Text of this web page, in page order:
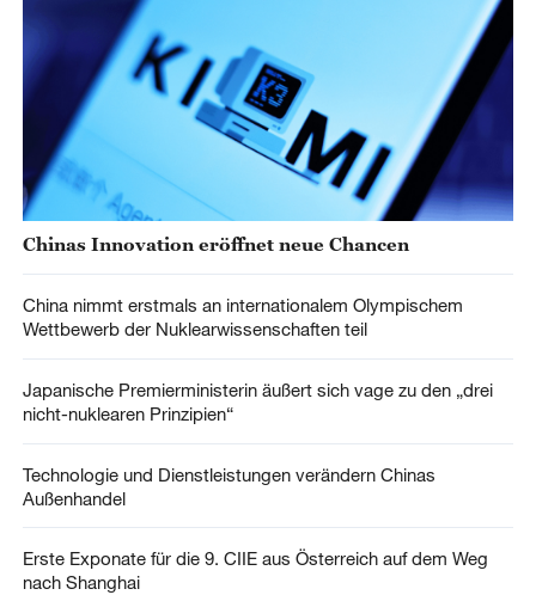
Chinas Innovation eröffnet neue Chancen
China nimmt erstmals an internationalem Olympischem
Wettbewerb der Nuklearwissenschaften teil
Japanische Premierministerin äußert sich vage zu den „drei
nicht-nuklearen Prinzipien“
Technologie und Dienstleistungen verändern Chinas
Außenhandel
Erste Exponate für die 9. CIIE aus Österreich auf dem Weg
nach Shanghai